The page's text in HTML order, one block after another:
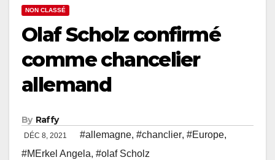
NON CLASSÉ
Olaf Scholz confirmé
comme chancelier
allemand
By Raffy
DÉC 8, 2021 #allemagne, #chanclier, #Europe,
#MErkel Angela, #olaf Scholz